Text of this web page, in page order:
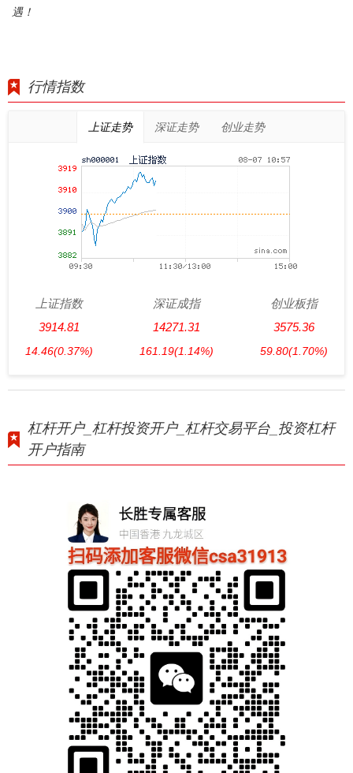
遇！
行情指数
上证走势 深证走势 创业走势
上证指数
3914.81
14.46(0.37%)
深证成指
14271.31
161.19(1.14%)
创业板指
3575.36
59.80(1.70%)
杠杆开户_杠杆投资开户_杠杆交易平台_投资杠杆
开户指南